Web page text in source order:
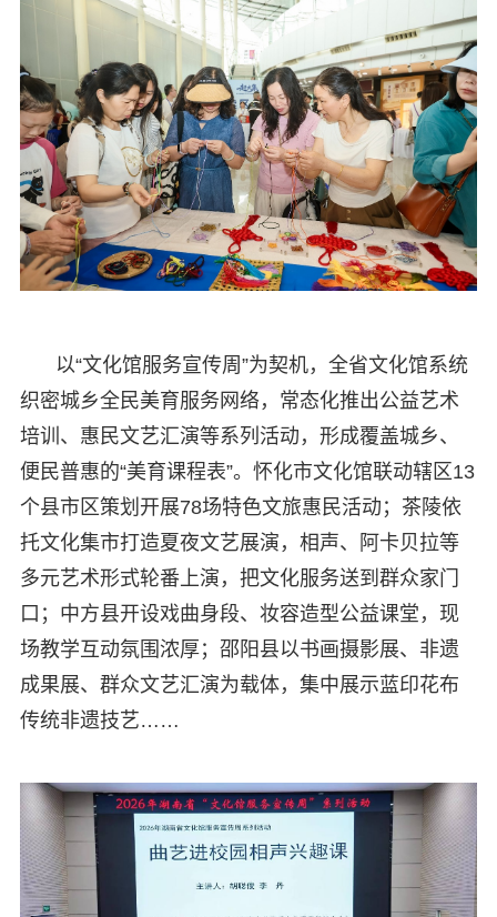
以“文化馆服务宣传周”为契机，全省文化馆系统
织密城乡全民美育服务网络，常态化推出公益艺术
培训、惠民文艺汇演等系列活动，形成覆盖城乡、
便民普惠的“美育课程表”。怀化市文化馆联动辖区13
个县市区策划开展78场特色文旅惠民活动；茶陵依
托文化集市打造夏夜文艺展演，相声、阿卡贝拉等
多元艺术形式轮番上演，把文化服务送到群众家门
口；中方县开设戏曲身段、妆容造型公益课堂，现
场教学互动氛围浓厚；邵阳县以书画摄影展、非遗
成果展、群众文艺汇演为载体，集中展示蓝印花布
传统非遗技艺……